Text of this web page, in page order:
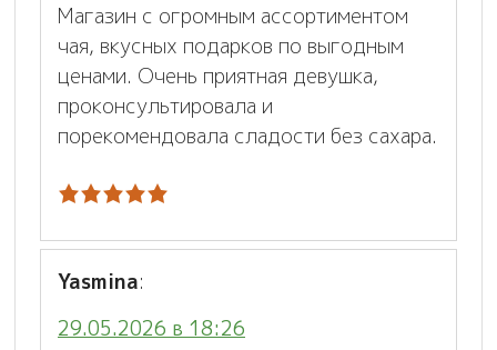
Магазин с огромным ассортиментом
чая, вкусных подарков по выгодным
ценами. Очень приятная девушка,
проконсультировала и
порекомендовала сладости без сахара.
Yasmina:
29.05.2026 в 18:26